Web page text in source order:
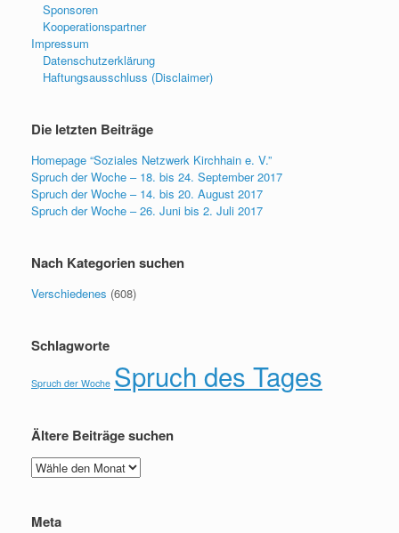
Sponsoren
Kooperationspartner
Impressum
Datenschutzerklärung
Haftungsausschluss (Disclaimer)
Die letzten Beiträge
Homepage “Soziales Netzwerk Kirchhain e. V.”
Spruch der Woche – 18. bis 24. September 2017
Spruch der Woche – 14. bis 20. August 2017
Spruch der Woche – 26. Juni bis 2. Juli 2017
Nach Kategorien suchen
Verschiedenes (608)
Schlagworte
Spruch der Woche Spruch des Tages
Ältere Beiträge suchen
Meta